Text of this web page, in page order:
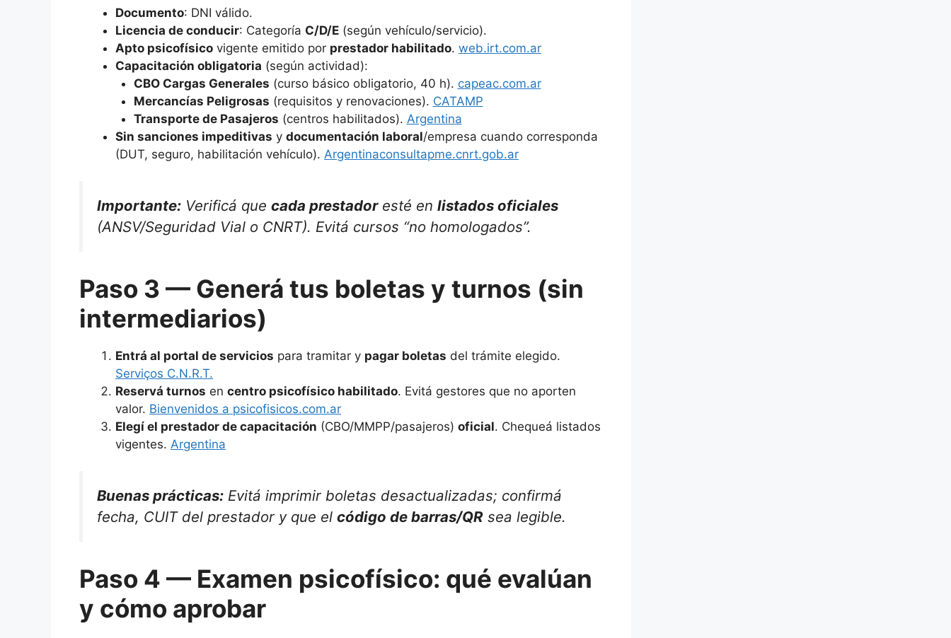
Documento: DNI válido.
Licencia de conducir: Categoría C/D/E (según vehículo/servicio).
Apto psicofísico vigente emitido por prestador habilitado. web.irt.com.ar
Capacitación obligatoria (según actividad):
CBO Cargas Generales (curso básico obligatorio, 40 h). capeac.com.ar
Mercancías Peligrosas (requisitos y renovaciones). CATAMP
Transporte de Pasajeros (centros habilitados). Argentina
Sin sanciones impeditivas y documentación laboral/empresa cuando corresponda
(DUT, seguro, habilitación vehículo). Argentinaconsultapme.cnrt.gob.ar
Importante: Verificá que cada prestadoresté en listados oficiales
(ANSV/Seguridad Vial o CNRT). Evitá cursos “no homologados”.
Paso 3 — Generá tus boletas y turnos (sin
intermediarios)
Entrá al portal de servicios para tramitar y pagar boletas del trámite elegido.
Serviços C.N.R.T.
Reservá turnos en centro psicofísico habilitado. Evitá gestores que no aporten
valor. Bienvenidos a psicofisicos.com.ar
Elegí el prestador de capacitación (CBO/MMPP/pasajeros) oficial. Chequeá listados
vigentes. Argentina
Buenas prácticas: Evitá imprimir boletas desactualizadas; confirmá
fecha, CUIT del prestador y que el código de barras/QR sea legible.
Paso 4 — Examen psicofísico: qué evalúan
y cómo aprobar